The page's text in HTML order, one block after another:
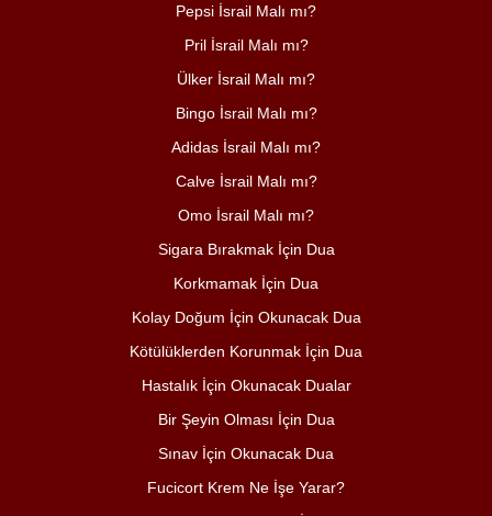
Pepsi İsrail Malı mı?
Pril İsrail Malı mı?
Ülker İsrail Malı mı?
Bingo İsrail Malı mı?
Adidas İsrail Malı mı?
Calve İsrail Malı mı?
Omo İsrail Malı mı?
Sigara Bırakmak İçin Dua
Korkmamak İçin Dua
Kolay Doğum İçin Okunacak Dua
Kötülüklerden Korunmak İçin Dua
Hastalık İçin Okunacak Dualar
Bir Şeyin Olması İçin Dua
Sınav İçin Okunacak Dua
Fucicort Krem Ne İşe Yarar?